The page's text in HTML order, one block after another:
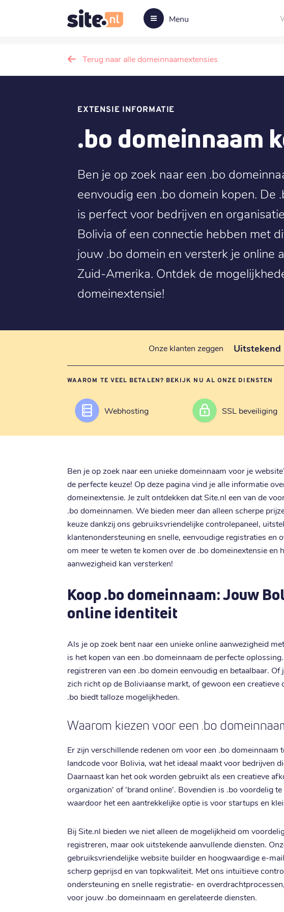
Menu
Terug naar alle domeinnaamextensies
EXTENSIE INFORMATIE
.bo domeinnaam
Ben je op zoek naar een .bo
eenvoudig een .bo domein kopen. De
is perfect voor bedrijven en
Bolivia of een connectie hebben met
jouw .bo domein en versterk je online
Zuid-Amerika. Ontdek de
domeinextensie!
Onze klanten zeggen Uitstekend
WAAROM TE VEEL BETALEN? BEKIJK NU AL ONZE DIENSTEN
Webhosting SSL beveiliging
Ben je op zoek naar een unieke domeinnaam voor je
de perfecte keuze! Op deze pagina vind je alle informatie
domeinextensie. Je zult ontdekken dat Site.nl een van de
.bo domeinnamen. We bieden meer dan alleen scherpe
keuze dankzij ons gebruiksvriendelijke controlepaneel,
klantenondersteuning en snelle, eenvoudige registraties en
om meer te weten te komen over de .bo domeinextensie en
aanwezigheid kan versterken!
Koop .bo domeinnaam: Jouw
online identiteit
Als je op zoek bent naar een unieke online aanwezigheid
is het kopen van een .bo domeinnaam de perfecte
registreren van een .bo domein eenvoudig en betaalbaar. Of
zich richt op de Boliviaanse markt, of gewoon een
.bo biedt talloze mogelijkheden.
Waarom kiezen voor een .bo
Er zijn verschillende redenen om voor een .bo domeinnaam
landcode voor Bolivia, wat het ideaal maakt voor bedrijven
Daarnaast kan het ook worden gebruikt als een creatieve
organization' of 'brand online'. Bovendien is .bo voordelig
waardoor het een aantrekkelijke optie is voor startups en
Bij Site.nl bieden we niet alleen de mogelijkheid om
registreren, maar ook uitstekende aanvullende diensten.
gebruiksvriendelijke website builder en hoogwaardige e-
scherp geprijsd en van topkwaliteit. Met ons intuïtieve
ondersteuning en snelle registratie- en
voor jouw .bo domeinnaam en gerelateerde diensten.